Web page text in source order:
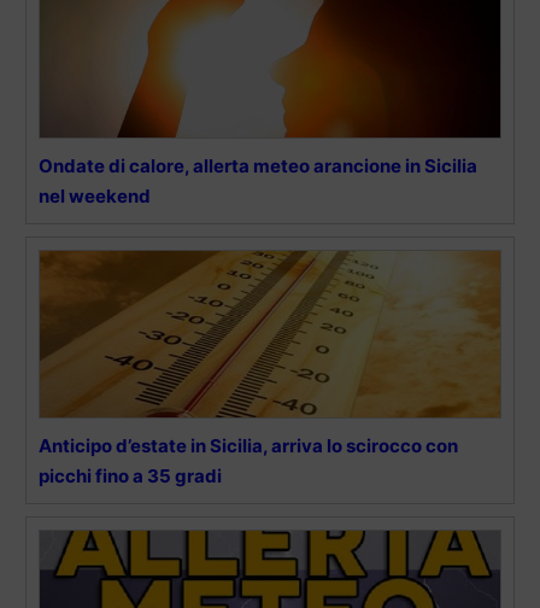
Ondate di calore, allerta meteo arancione in Sicilia
nel weekend
Anticipo d’estate in Sicilia, arriva lo scirocco con
picchi fino a 35 gradi